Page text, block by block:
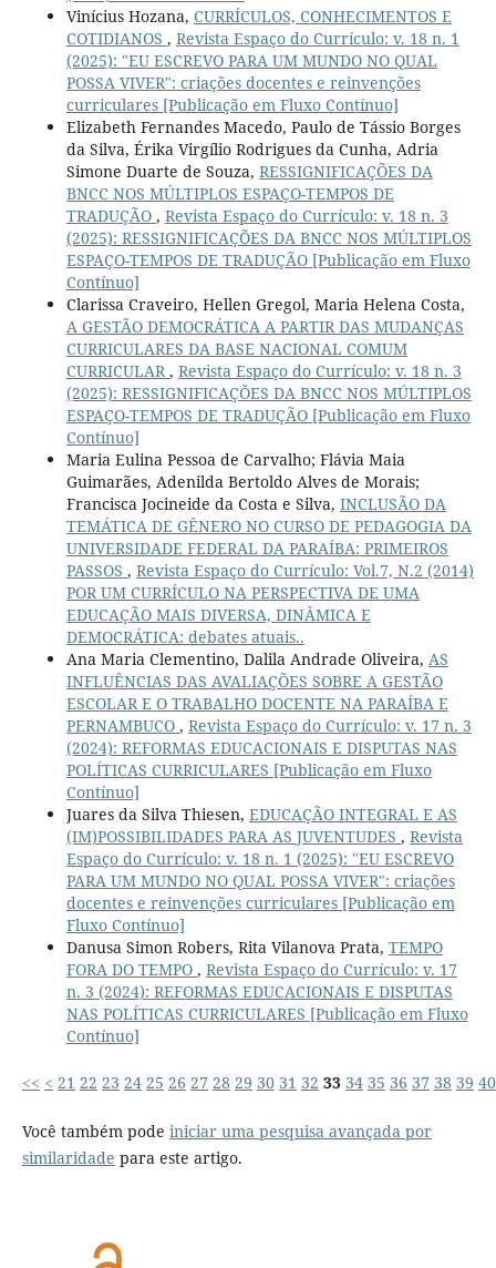
Vinícius Hozana, CURRÍCULOS, CONHECIMENTOS E
COTIDIANOS , Revista Espaço do Currículo: v. 18 n. 1
(2025): "EU ESCREVO PARA UM MUNDO NO QUAL
POSSA VIVER": criações docentes e reinvenções
curriculares [Publicação em Fluxo Contínuo]
Elizabeth Fernandes Macedo, Paulo de Tássio Borges
da Silva, Érika Virgílio Rodrigues da Cunha, Adria
Simone Duarte de Souza, RESSIGNIFICAÇÕES DA
BNCC NOS MÚLTIPLOS ESPAÇO-TEMPOS DE
TRADUÇÃO , Revista Espaço do Currículo: v. 18 n. 3
(2025): RESSIGNIFICAÇÕES DA BNCC NOS MÚLTIPLOS
ESPAÇO-TEMPOS DE TRADUÇÃO [Publicação em Fluxo
Contínuo]
Clarissa Craveiro, Hellen Gregol, Maria Helena Costa,
A GESTÃO DEMOCRÁTICA A PARTIR DAS MUDANÇAS
CURRICULARES DA BASE NACIONAL COMUM
CURRICULAR, Revista Espaço do Currículo: v. 18 n. 3
(2025): RESSIGNIFICAÇÕES DA BNCC NOS MÚLTIPLOS
ESPAÇO-TEMPOS DE TRADUÇÃO [Publicação em Fluxo
Contínuo]
Maria Eulina Pessoa de Carvalho; Flávia Maia
Guimarães, Adenilda Bertoldo Alves de Morais;
Francisca Jocineide da Costa e Silva, INCLUSÃO DA
TEMÁTICA DE GÊNERO NO CURSO DE PEDAGOGIA DA
UNIVERSIDADE FEDERAL DA PARAÍBA: PRIMEIROS
PASSOS , Revista Espaço do Currículo: Vol.7, N.2 (2014)
POR UM CURRÍCULO NA PERSPECTIVA DE UMA
EDUCAÇÃO MAIS DIVERSA, DINÂMICA E
DEMOCRÁTICA: debates atuais..
Ana Maria Clementino, Dalila Andrade Oliveira, AS
INFLUÊNCIAS DAS AVALIAÇÕES SOBRE A GESTÃO
ESCOLAR E O TRABALHO DOCENTE NA PARAÍBA E
PERNAMBUCO , Revista Espaço do Currículo: v. 17 n. 3
(2024): REFORMAS EDUCACIONAIS E DISPUTAS NAS
POLÍTICAS CURRICULARES [Publicação em Fluxo
Contínuo]
Juares da Silva Thiesen, EDUCAÇÃO INTEGRAL E AS
(IM)POSSIBILIDADES PARA AS JUVENTUDES , Revista
Espaço do Currículo: v. 18 n. 1 (2025): "EU ESCREVO
PARA UM MUNDO NO QUAL POSSA VIVER": criações
docentes e reinvenções curriculares [Publicação em
Fluxo Contínuo]
Danusa Simon Robers, Rita Vilanova Prata, TEMPO
FORA DO TEMPO , Revista Espaço do Currículo: v. 17
n. 3 (2024): REFORMAS EDUCACIONAIS E DISPUTAS
NAS POLÍTICAS CURRICULARES [Publicação em Fluxo
Contínuo]
<< < 21 22 23 24 25 26 27 28 29 30 31 32 33 34 35 36 37 38 39 40
Você também pode iniciar uma pesquisa avançada por
similaridade para este artigo.